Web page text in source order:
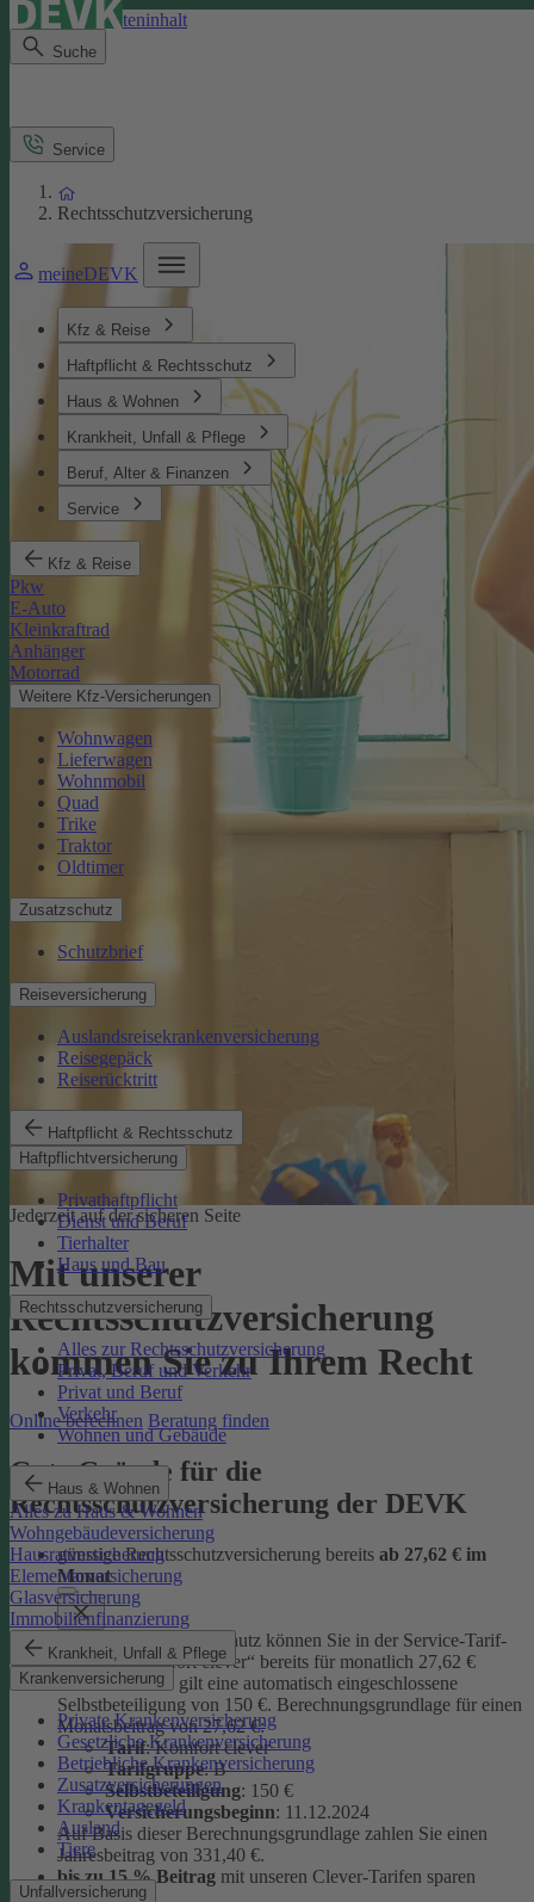
Direkt zum Seiteninhalt
Suche
meineDEVK
Kfz & Reise
Haftpflicht & Rechtsschutz
Haus & Wohnen
Krankheit, Unfall & Pflege
Beruf, Alter & Finanzen
Service
Kfz & Reise
Pkw
E-Auto
Kleinkraftrad
Anhänger
Motorrad
Weitere Kfz-Versicherungen
Wohnwagen
Lieferwagen
Wohnmobil
Quad
Trike
Traktor
Oldtimer
Zusatzschutz
Schutzbrief
Reiseversicherung
Auslandsreisekrankenversicherung
Reisegepäck
Reiserücktritt
Haftpflicht & Rechtsschutz
Haftpflichtversicherung
Privathaftpflicht
Dienst und Beruf
Tierhalter
Haus und Bau
Rechtsschutzversicherung
Alles zur Rechtsschutzversicherung
Privat, Beruf und Verkehr
Privat und Beruf
Verkehr
Wohnen und Gebäude
Haus & Wohnen
Alles zu Haus & Wohnen
Wohngebäudeversicherung
Hausratversicherung
Elementarversicherung
Glasversicherung
Immobilienfinanzierung
Krankheit, Unfall & Pflege
Krankenversicherung
Private Krankenversicherung
Gesetzliche Krankenversicherung
Betriebliche Krankenversicherung
Zusatzversicherungen
Krankentagegeld
Ausland
Tiere
Unfallversicherung
Service
Rechtsschutzversicherung
Jederzeit auf der sicheren Seite
Mit unserer
Rechtsschutzversicherung
kommen Sie zu Ihrem Recht
Online berechnen Beratung finden
Gute Gründe für die
Rechtsschutzversicherung der DEVK
günstige Rechtsschutzversicherung bereits ab 27,62 € im
Monat
Unseren Privatrechtsschutz können Sie in der Service-Tarif-
Variante „Komfort clever“ bereits für monatlich 27,62 €
abschließen. Es gilt eine automatisch eingeschlossene
Selbstbeteiligung von 150 €. Berechnungsgrundlage für einen
Monatsbeitrag von 27,62 €:
Tarif: Komfort clever
Tarifgruppe: B
Selbstbeteiligung: 150 €
Versicherungsbeginn: 11.12.2024
Auf Basis dieser Berechnungsgrundlage zahlen Sie einen
Jahresbeitrag von 331,40 €.
bis zu 15 % Beitrag mit unseren Clever-Tarifen sparen